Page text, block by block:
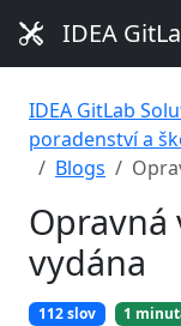
IDEA
IDEA GitLab
poradenství a
Blogs
Opravná
vydána
112 slov 1